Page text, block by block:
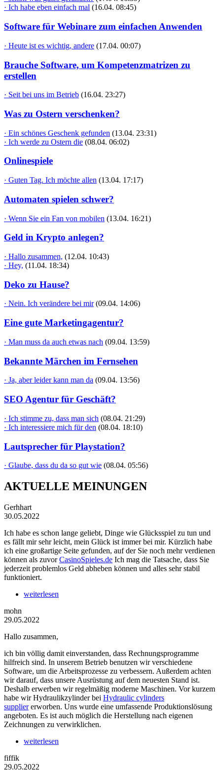
· Ich habe eben einfach mal (16.04. 08:45)
Software für Webinare zum einfachen Anwenden
· Heute ist es wichtig, andere (17.04. 00:07)
Brauche Software, um Kompetenzmatrizen zu
erstellen
· Seit bei uns im Betrieb (16.04. 23:27)
Was zu Ostern verschenken?
· Ein schönes Geschenk gefunden (13.04. 23:31)
· Ich werde zu Ostern die (08.04. 06:02)
Onlinespiele
· Guten Tag. Ich möchte allen (13.04. 17:17)
Automaten spielen schwer?
· Wenn Sie ein Fan von mobilen (13.04. 16:21)
Geld in Krypto anlegen?
· Hallo zusammen, (12.04. 10:43)
· Hey, (11.04. 18:34)
Deko zu Hause?
· Nein. Ich verändere bei mir (09.04. 14:06)
Eine gute Marketingagentur?
· Man muss da auch etwas nach (09.04. 13:59)
Bekannte Märchen im Fernsehen
· Ja, aber leider kann man da (09.04. 13:56)
SEO Agentur für Geschäft?
· Ich stimme zu, dass man sich (08.04. 21:29)
· Ich interessiere mich für den (08.04. 18:10)
Lautsprecher für Playstation?
· Glaube, dass du da so gut wie (08.04. 05:56)
AKTUELLE MEINUNGEN
Gerhhart
30.05.2022
Ich habe es schon lange geliebt, Dinge wie Glücksspiel zu tun und
es fällt mir sehr leicht, mein Glück ist immer bei mir. Kürzlich habe
ich eine großartige Seite gefunden, auf der Sie noch mehr verdienen
können als zuvorCasinoSpieles.de Ich mag die Tatsache, dass Sie
jederzeit problemlos Geld abheben können und alles sehr stabil
funktioniert.
weiterlesen
mohn
29.05.2022
Hallo zusammen,
ich bin völlig damit einverstanden, dass Rechnungsprogramme
hilfreich sind. In unserem Betrieb benutzen wir verschiedene
Software, um die Arbeitsprozesse zu verbessern. Außerdem achten
wir darauf, dass unsere Ausrüstung auf dem neuesten Stand ist.
Deshalb erwerben wir regelmäßig moderne Maschinen. Vor kurzem
habe wir Hydraulikzylinder bei Hydraulic cylinders
suppliererworben. Uns wurde eine umfassende Produktionslösung
angeboten. Es ist auch möglich die Herstellung nach eigenen
Zeichnungen zu verwirklichen.
weiterlesen
fiffik
29.05.2022